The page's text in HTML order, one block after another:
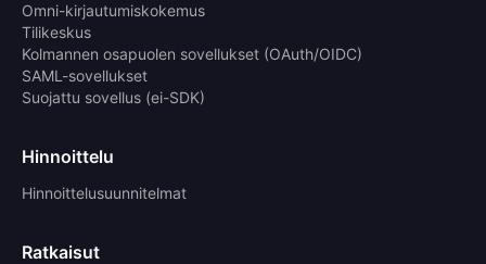
Omni-kirjautumiskokemus
Tilikeskus
Kolmannen osapuolen sovellukset (OAuth/OIDC)
SAML-sovellukset
Suojattu sovellus (ei-SDK)
Hinnoittelu
Hinnoittelusuunnitelmat
Ratkaisut